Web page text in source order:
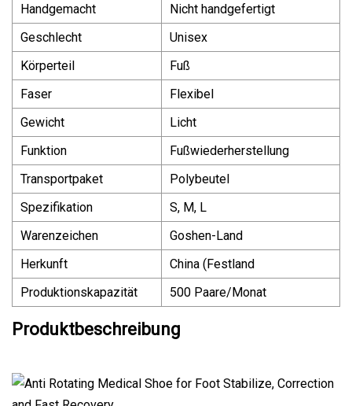
Handgemacht
Nicht handgefertigt
Geschlecht
Unisex
Körperteil
Fuß
Faser
Flexibel
Gewicht
Licht
Funktion
Fußwiederherstellung
Transportpaket
Polybeutel
Spezifikation
S, M, L
Warenzeichen
Goshen-Land
Herkunft
China (Festland
Produktionskapazität
500 Paare/Monat
Produktbeschreibung